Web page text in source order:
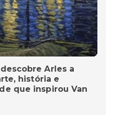
Arles a
história e
que inspirou Van